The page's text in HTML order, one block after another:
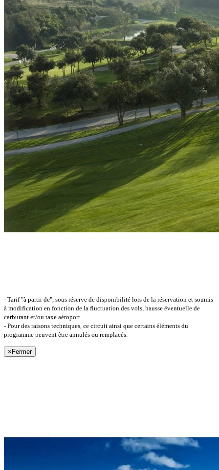
- Tarif "à partir de", sous réserve de disponibilité lors de la réservation et soumis
à modification en fonction de la fluctuation des vols, hausse éventuelle de
carburant et/ou taxe aéroport.
- Pour des raisons techniques, ce circuit ainsi que certains éléments du
programme peuvent être annulés ou remplacés.
× Fermer